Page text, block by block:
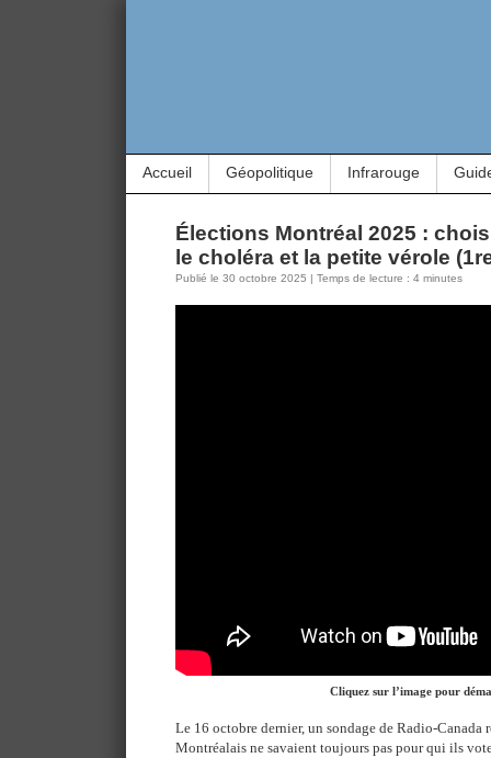
Accueil Géopolitique Infrarouge
Élections Montréal 2025 :
le choléra et la petite vérole
Publié le 30 octobre 2025 | Temps de lecture : 4 minutes
Cliquez sur l’image pour
Le 16 octobre dernier, un sondage de Radio-Canada
Montréalais ne savaient toujours pas pour qui ils